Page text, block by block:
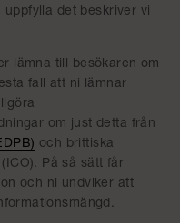
det beskriver vi
lämna till besökaren om
fall att ni lämnar
om just detta från
och brittiska
På så sätt får
och ni undviker att